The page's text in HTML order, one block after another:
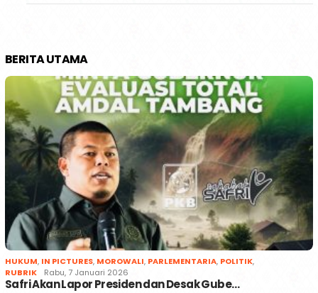
BERITA UTAMA
HUKUM, IN PICTURES, MOROWALI, PARLEMENTARIA, POLITIK,
RUBRIK
Rabu, 7 Januari 2026
Safri Akan Lapor Presiden dan Desak Gube…